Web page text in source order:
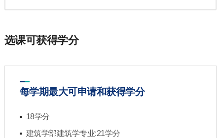
选课可获得学分
每学期最大可申请和获得学分
18学分
建筑学部建筑学专业:21学分